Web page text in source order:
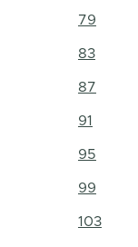
79
83
87
91
95
99
103